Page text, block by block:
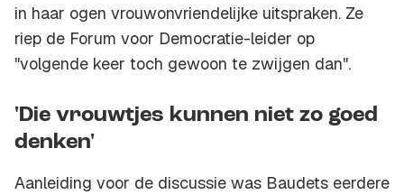
in haar ogen vrouwonvriendelijke uitspraken. Ze
riep de Forum voor Democratie-leider op
"volgende keer toch gewoon te zwijgen dan".
'Die vrouwtjes kunnen niet zo goed
denken'
Aanleiding voor de discussie was Baudets eerdere